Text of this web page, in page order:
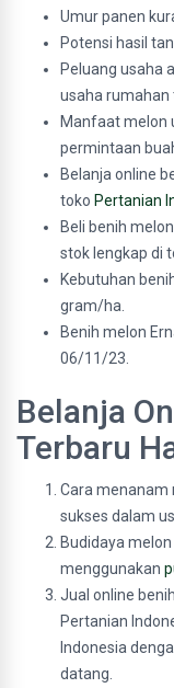
Umur panen
Potensi hasil
Peluang usaha
usaha rumahan
Manfaat melon
permintaan
Belanja online
toko Pertanian
Beli benih
stok lengkap di
Kebutuhan
gram/ha.
Benih melon
06/11/23.
Belanja
Terbaru
Cara menanam
sukses dalam
Budidaya
menggunakan
Jual online
Pertanian
Indonesia
datang.